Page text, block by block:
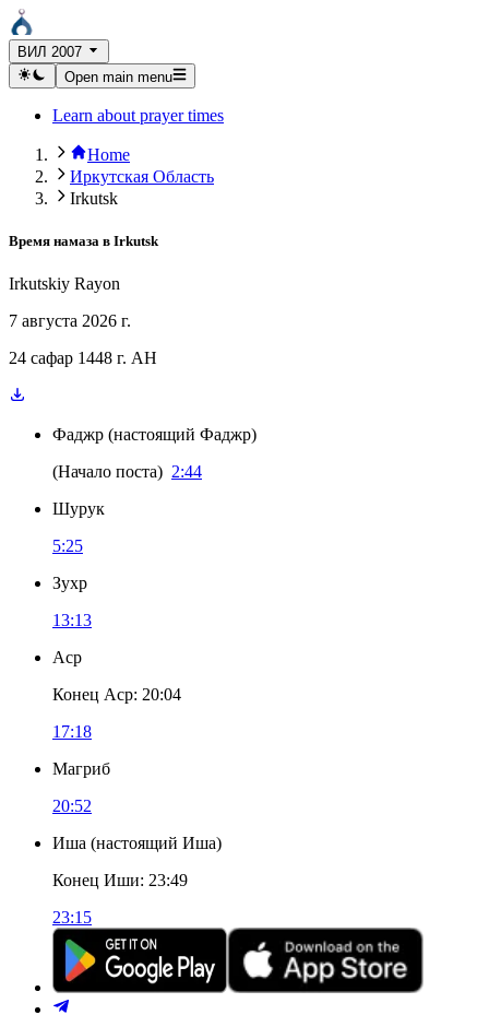
ВИЛ 2007
Open main menu
Learn about prayer times
Home
Иркутская Область
Irkutsk
Время намаза в Irkutsk
Irkutskiy Rayon
7 августа 2026 г.
24 сафар 1448 г. AH
Фаджр (настоящий Фаджр)
(Начало поста) 2:44
Шурук
5:25
Зухр
13:13
Аср
Конец Аср: 20:04
17:18
Магриб
20:52
Иша (настоящий Иша)
Конец Иши: 23:49
23:15